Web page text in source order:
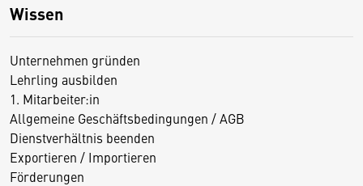
Wissen
Unternehmen gründen
Lehrling ausbilden
1. Mitarbeiter:in
Allgemeine Geschäftsbedingungen / AGB
Dienstverhältnis beenden
Exportieren / Importieren
Förderungen